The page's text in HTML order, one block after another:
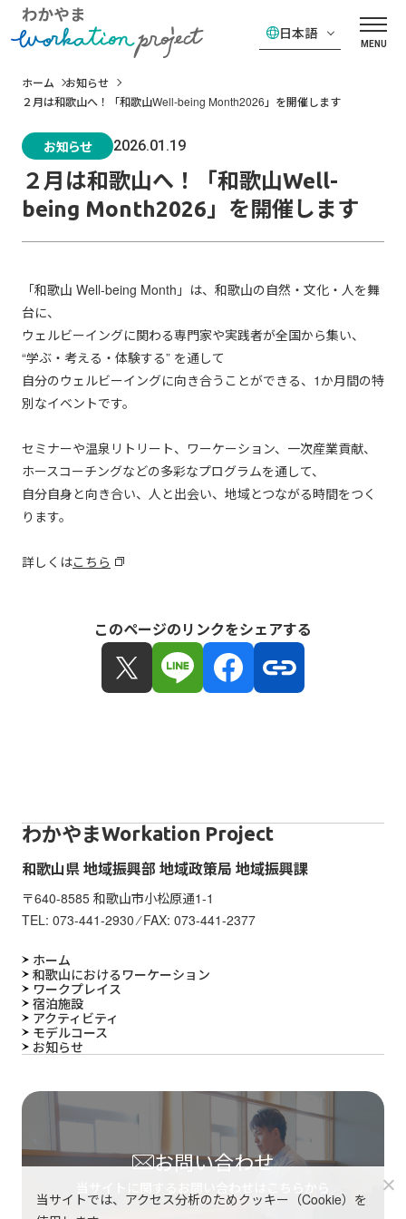
日本語
MENU
ホーム
お知らせ
２月は和歌山へ！「和歌山Well-being Month2026」を開催します
お知らせ 2026.01.19
２月は和歌山へ！「和歌山Well-
being Month2026」を開催します
「和歌山 Well-being Month」は、和歌山の自然・文化・人を舞
台に、
ウェルビーイングに関わる専門家や実践者が全国から集い、
“学ぶ・考える・体験する” を通して
自分のウェルビーイングに向き合うことができる、1か月間の特
別なイベントです。
セミナーや温泉リトリート、ワーケーション、一次産業貢献、
ホースコーチングなどの多彩なプログラムを通して、
自分自身と向き合い、人と出会い、地域とつながる時間をつく
ります。
詳しくはこちら
このページのリンクをシェアする
わかやまWorkation Project
和歌山県 地域振興部 地域政策局 地域振興課
〒640-8585 和歌山市小松原通1-1
TEL: 073-441-2930⁄ FAX: 073-441-2377
ホーム
和歌山におけるワーケーション
ワークプレイス
宿泊施設
アクティビティ
モデルコース
お知らせ
お問い合わせ
当サイトでは、アクセス分析のためクッキー（Cookie）を